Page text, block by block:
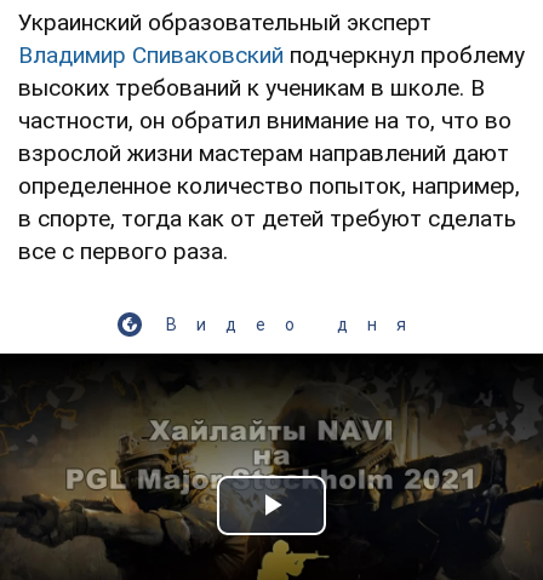
Украинский образовательный эксперт
Владимир Спиваковский подчеркнул проблему
высоких требований к ученикам в школе. В
частности, он обратил внимание на то, что во
взрослой жизни мастерам направлений дают
определенное количество попыток, например,
в спорте, тогда как от детей требуют сделать
все с первого раза.
Видео дня
Play Video